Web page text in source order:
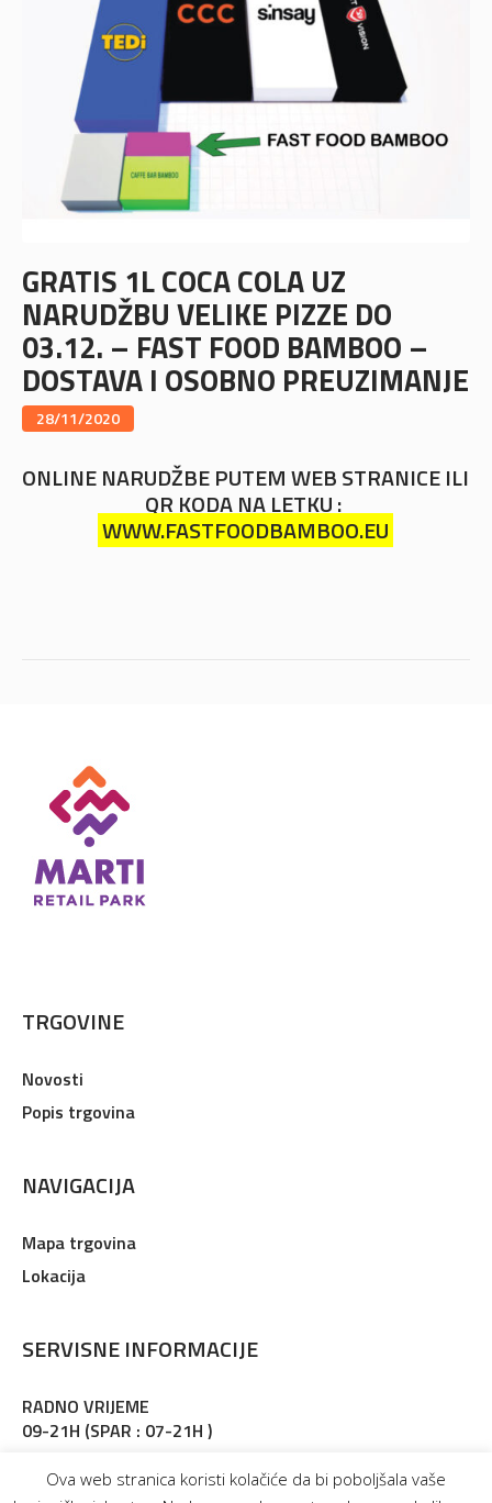
GRATIS 1L COCA COLA UZ
NARUDŽBU VELIKE PIZZE DO
03.12. – FAST FOOD BAMBOO –
DOSTAVA I OSOBNO PREUZIMANJE
28/11/2020
ONLINE NARUDŽBE PUTEM WEB STRANICE ILI
QR KODA NA LETKU :
WWW.FASTFOODBAMBOO.EU
TRGOVINE
Novosti
Popis trgovina
NAVIGACIJA
Mapa trgovina
Lokacija
SERVISNE INFORMACIJE
RADNO VRIJEME
09-21H (SPAR : 07-21H )
Ova web stranica koristi kolačiće da bi poboljšala vaše